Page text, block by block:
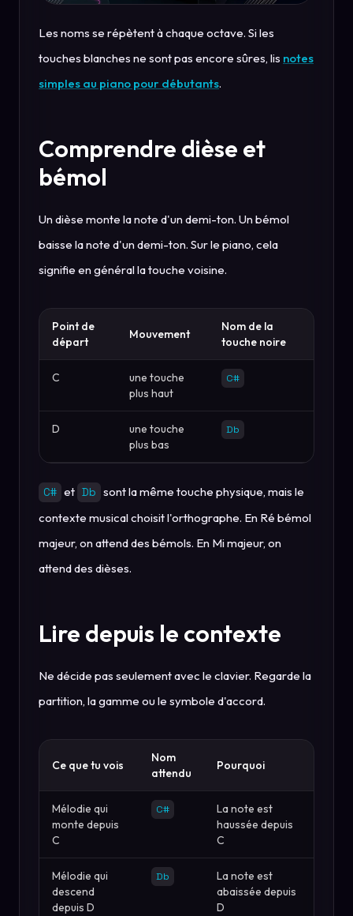
Les noms se répètent à chaque octave. Si les
touches blanches ne sont pas encore sûres, lis notes
simples au piano pour débutants.
Comprendre dièse et
bémol
Un dièse monte la note d'un demi-ton. Un bémol
baisse la note d'un demi-ton. Sur le piano, cela
signifie en général la touche voisine.
Point de
départ
Mouvement
Nom de la
touche noire
C
une touche
plus haut
C#
D
une touche
plus bas
Db
C# et Db sont la même touche physique, mais le
contexte musical choisit l'orthographe. En Ré bémol
majeur, on attend des bémols. En Mi majeur, on
attend des dièses.
Lire depuis le contexte
Ne décide pas seulement avec le clavier. Regarde la
partition, la gamme ou le symbole d'accord.
Ce que tu vois
Nom
attendu
Pourquoi
Mélodie qui
monte depuis
C
C#
La note est
haussée depuis
C
Mélodie qui
descend
depuis D
Db
La note est
abaissée depuis
D